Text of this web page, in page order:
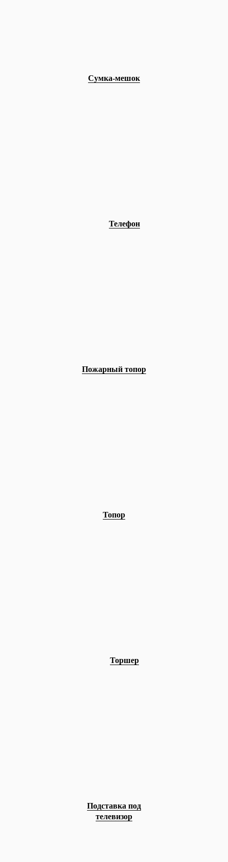
Сумка-мешок
Телефон
Пожарный топор
Топор
Торшер
Подставка под
телевизор